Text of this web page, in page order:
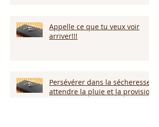
Appelle ce que tu veux voir
arriver!!!
Persévérer dans la sécheresse :
attendre la pluie et la provision